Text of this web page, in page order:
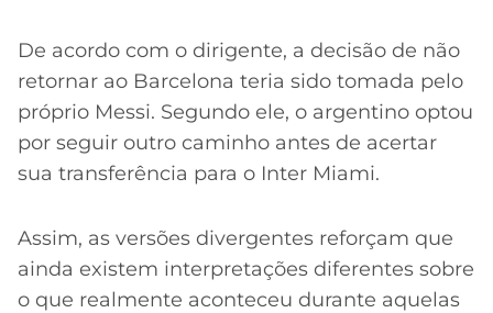
De acordo com o dirigente, a decisão de não
retornar ao Barcelona teria sido tomada pelo
próprio Messi. Segundo ele, o argentino optou
por seguir outro caminho antes de acertar
sua transferência para o Inter Miami.
Assim, as versões divergentes reforçam que
ainda existem interpretações diferentes sobre
o que realmente aconteceu durante aquelas